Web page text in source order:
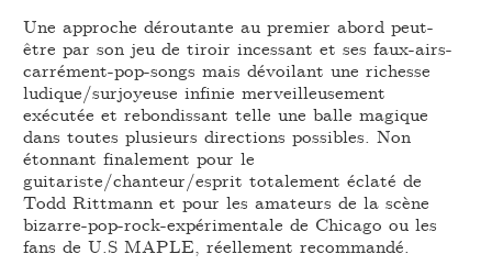
Une approche déroutante au premier abord peut-
être par son jeu de tiroir incessant et ses faux-airs-
carrément-pop-songs mais dévoilant une richesse
ludique/surjoyeuse infinie merveilleusement
exécutée et rebondissant telle une balle magique
dans toutes plusieurs directions possibles. Non
étonnant finalement pour le
guitariste/chanteur/esprit totalement éclaté de
Todd Rittmann et pour les amateurs de la scène
bizarre-pop-rock-expérimentale de Chicago ou les
fans de U.S MAPLE, réellement recommandé.